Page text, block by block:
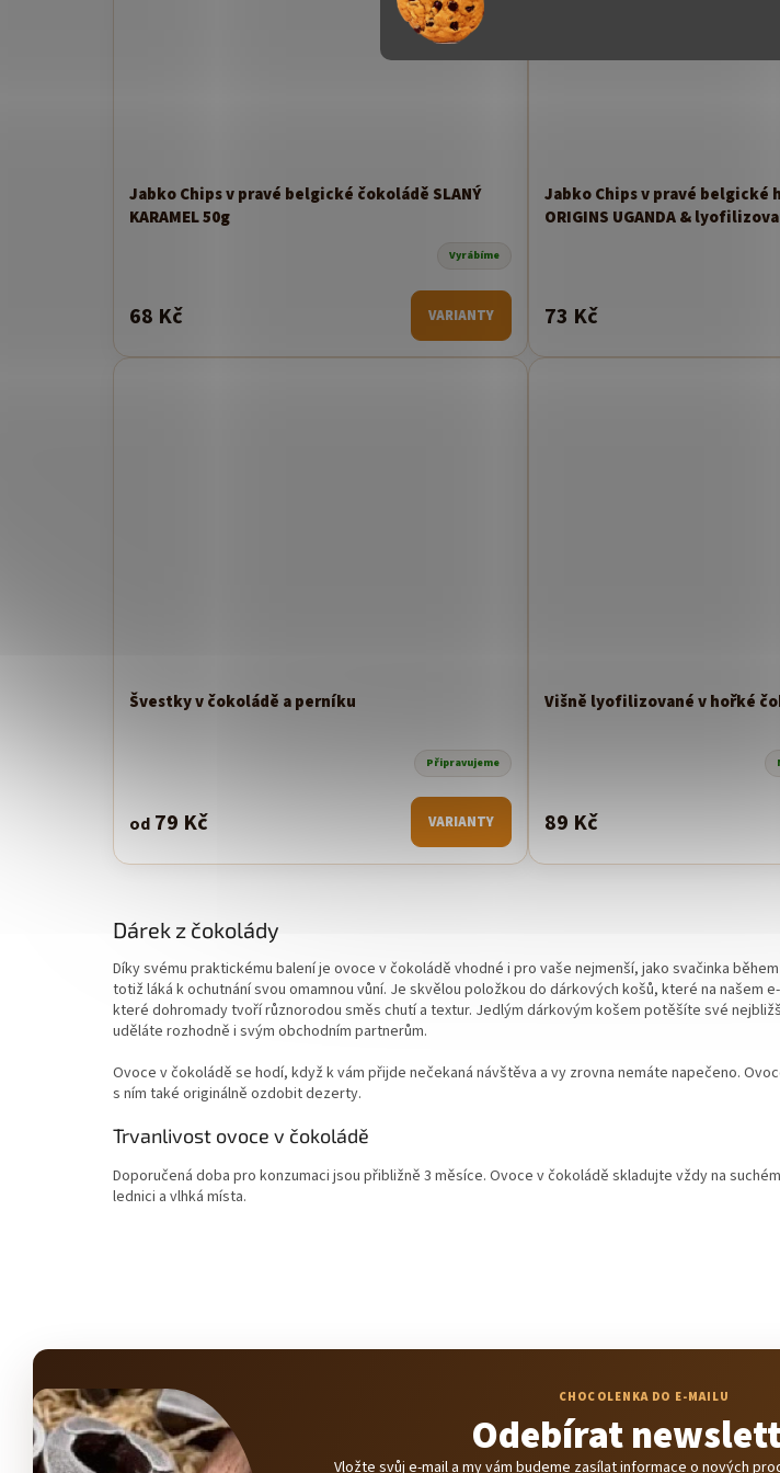
Jabko Chips v pravé belgické čokoládě SLANÝ
KARAMEL 50g
Vyrábíme
68 Kč VARIANTY
Jabko Chips v pravé belgické
ORIGINS UGANDA &
73 Kč
Švestky v čokoládě a perníku
Připravujeme
od 79 Kč VARIANTY
Višně lyofilizované v hořké
89 Kč
á
d
a
c
r
ý
Dárek z čokolády
Díky svému praktickému balení je ovoce v čokoládě vhodné i pro vaše nejmenší, jako svačinka
totiž láká k ochutnání svou omamnou vůní. Je skvělou položkou do dárkových košů, které na
které dohromady tvoří různorodou směs chutí a textur. Jedlým dárkovým košem potěšíte své
uděláte rozhodně i svým obchodním partnerům.
Ovoce v čokoládě se hodí, když k vám přijde nečekaná návštěva a vy zrovna nemáte napečeno.
s ním také originálně ozdobit dezerty.
Trvanlivost ovoce v čokoládě
Doporučená doba pro konzumaci jsou přibližně 3 měsíce. Ovoce v čokoládě skladujte vždy na
lednici a vlhká místa.
Odebírat
Vložte svůj e-mail a my vám budeme zasílat informace o nových